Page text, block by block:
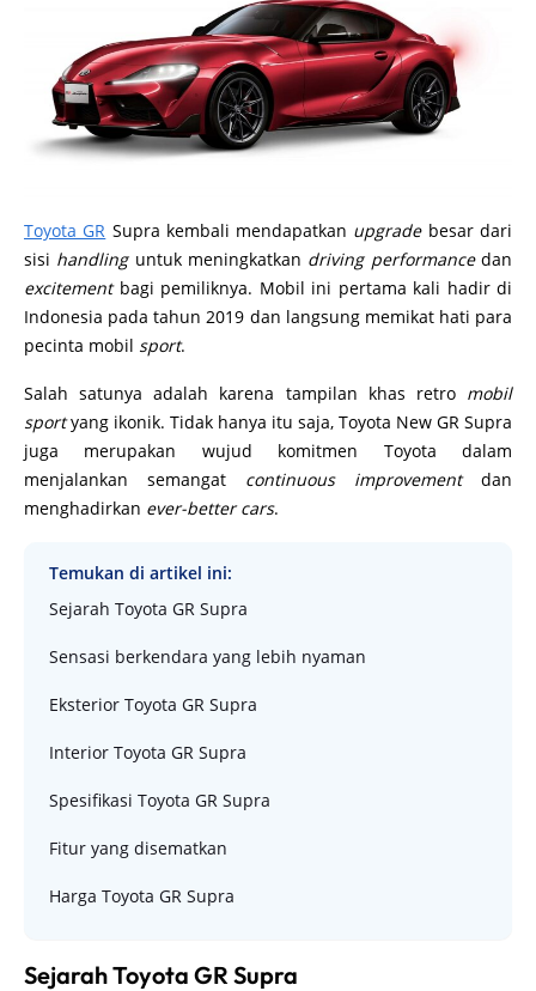
Toyota GR Supra kembali mendapatkan upgradebesar dari
sisi handlinguntuk meningkatkan driving performancedan
excitementbagi pemiliknya. Mobil ini pertama kali hadir di
Indonesia pada tahun 2019 dan langsung memikat hati para
pecinta mobil sport.
Salah satunya adalah karena tampilan khas retro mobil
sport yang ikonik. Tidak hanya itu saja, Toyota New GR Supra
juga merupakan wujud komitmen Toyota dalam
menjalankan semangat continuous improvement dan
menghadirkan ever-better cars.
Temukan di artikel ini:
Sejarah Toyota GR Supra
Sensasi berkendara yang lebih nyaman
Eksterior Toyota GR Supra
Interior Toyota GR Supra
Spesifikasi Toyota GR Supra
Fitur yang disematkan
Harga Toyota GR Supra
Sejarah Toyota GR Supra